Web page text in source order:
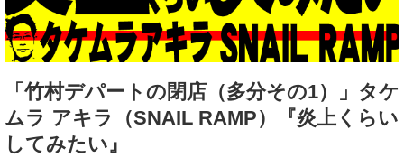
「竹村デパートの閉店（多分その1）」タケ
ムラ アキラ（SNAIL RAMP）『炎上くらい
してみたい』